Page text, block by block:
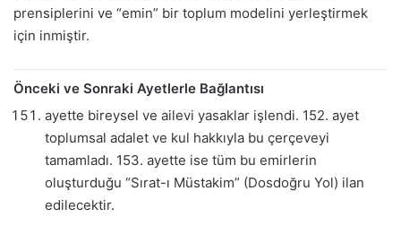
prensiplerini ve “emin” bir toplum modelini yerleştirmek
için inmiştir.
Önceki ve Sonraki Ayetlerle Bağlantısı
ayette bireysel ve ailevi yasaklar işlendi. 152. ayet
toplumsal adalet ve kul hakkıyla bu çerçeveyi
tamamladı. 153. ayette ise tüm bu emirlerin
oluşturduğu “Sırat-ı Müstakim” (Dosdoğru Yol) ilan
edilecektir.